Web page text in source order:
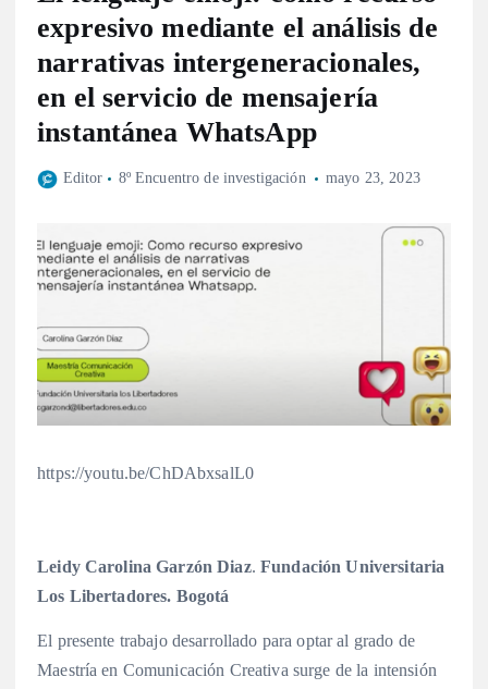
expresivo mediante el análisis de
narrativas intergeneracionales,
en el servicio de mensajería
instantánea WhatsApp
Editor 8º Encuentro de investigación mayo 23, 2023
https://youtu.be/ChDAbxsalL0
Leidy Carolina Garzón Diaz.Fundación Universitaria
Los Libertadores. Bogotá
El presente trabajo desarrollado para optar al grado de
Maestría en Comunicación Creativa surge de la intensión